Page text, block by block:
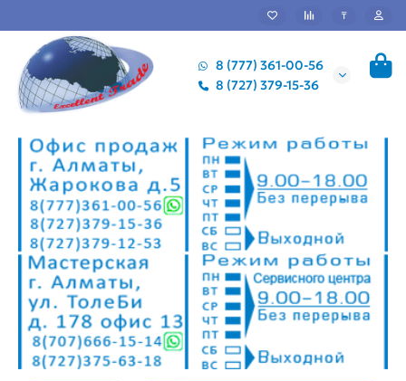
₸
8 (777) 361-00-56
8 (727) 379-15-36